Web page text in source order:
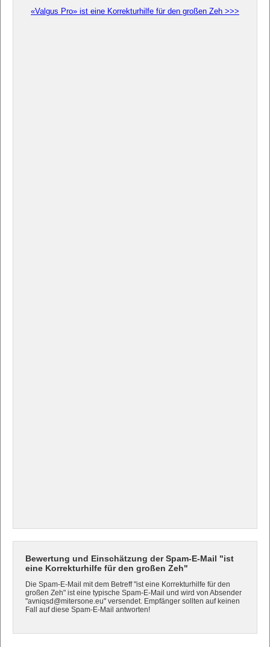
«Valgus Pro» ist eine Korrekturhilfe für den großen Zeh >>>
Bewertung und Einschätzung der Spam-E-Mail "ist
eine Korrekturhilfe für den großen Zeh"
Die Spam-E-Mail mit dem Betreff "ist eine Korrekturhilfe für den
großen Zeh" ist eine typische Spam-E-Mail und wird von Absender
"avniqsd@mitersone.eu" versendet. Empfänger sollten auf keinen
Fall auf diese Spam-E-Mail antworten!